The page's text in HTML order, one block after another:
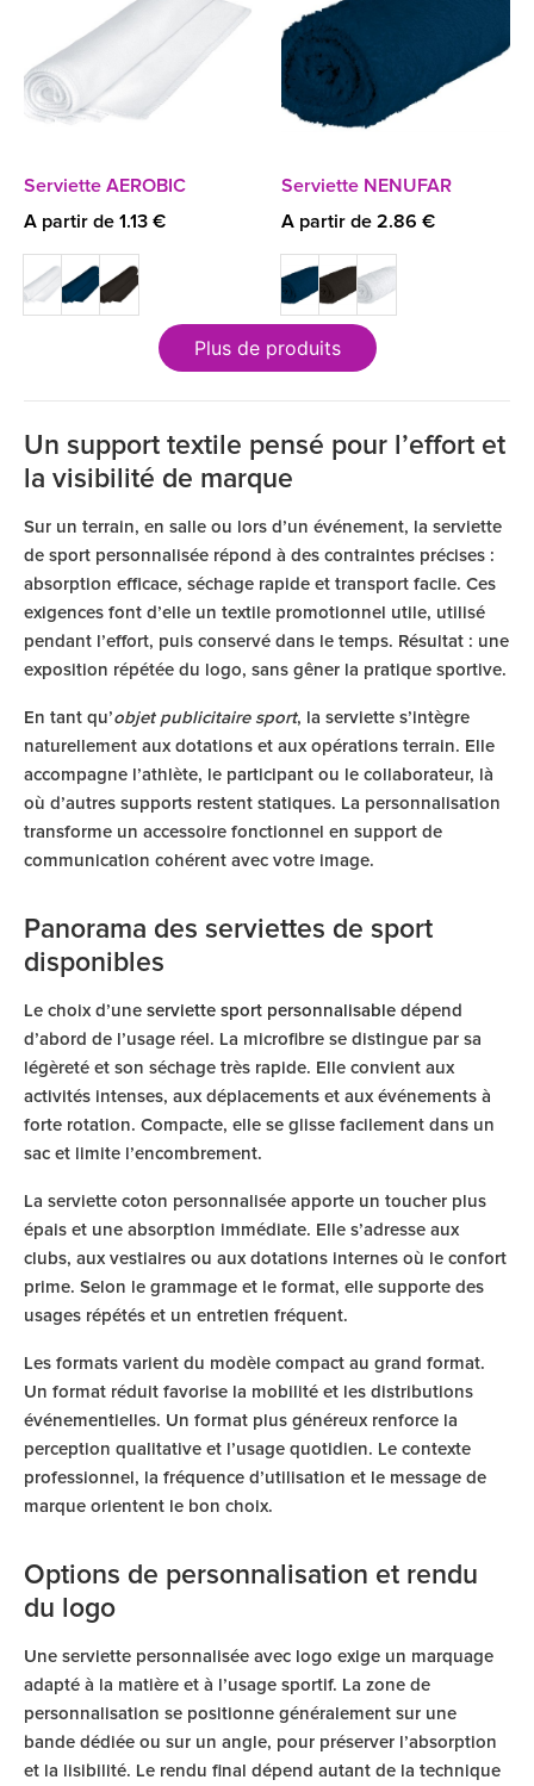
Serviette AEROBIC
A partir de 1.13 €
Serviette NENUFAR
A partir de 2.86 €
Plus de produits
Un support textile pensé pour l’effort et
la visibilité de marque
Sur un terrain, en salle ou lors d’un événement, la serviette
de sport personnalisée répond à des contraintes précises :
absorption efficace, séchage rapide et transport facile. Ces
exigences font d’elle un textile promotionnel utile, utilisé
pendant l’effort, puis conservé dans le temps. Résultat : une
exposition répétée du logo, sans gêner la pratique sportive.
En tant qu’objet publicitaire sport, la serviette s’intègre
naturellement aux dotations et aux opérations terrain. Elle
accompagne l’athlète, le participant ou le collaborateur, là
où d’autres supports restent statiques. La personnalisation
transforme un accessoire fonctionnel en support de
communication cohérent avec votre image.
Panorama des serviettes de sport
disponibles
Le choix d’une serviette sport personnalisable dépend
d’abord de l’usage réel. La microfibre se distingue par sa
légèreté et son séchage très rapide. Elle convient aux
activités intenses, aux déplacements et aux événements à
forte rotation. Compacte, elle se glisse facilement dans un
sac et limite l’encombrement.
La serviette coton personnalisée apporte un toucher plus
épais et une absorption immédiate. Elle s’adresse aux
clubs, aux vestiaires ou aux dotations internes où le confort
prime. Selon le grammage et le format, elle supporte des
usages répétés et un entretien fréquent.
Les formats varient du modèle compact au grand format.
Un format réduit favorise la mobilité et les distributions
événementielles. Un format plus généreux renforce la
perception qualitative et l’usage quotidien. Le contexte
professionnel, la fréquence d’utilisation et le message de
marque orientent le bon choix.
Options de personnalisation et rendu
du logo
Une serviette personnalisée avec logo exige un marquage
adapté à la matière et à l’usage sportif. La zone de
personnalisation se positionne généralement sur une
bande dédiée ou sur un angle, pour préserver l’absorption
et la lisibilité. Le rendu final dépend autant de la technique